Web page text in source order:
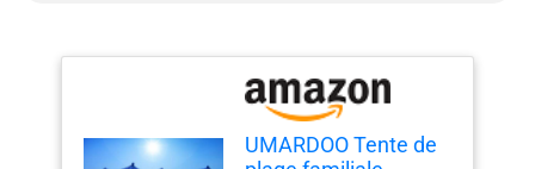
élastiques. Grand abri de
soleil familial : quatre
grands poteaux en
aluminium maintiennent
UMARDOO Tente de